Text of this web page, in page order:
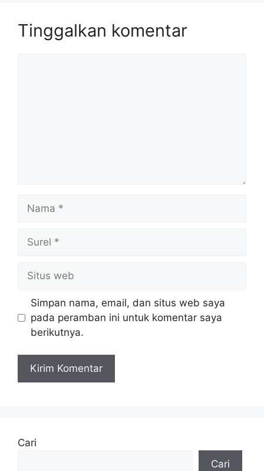
Tinggalkan komentar
web
Simpan nama, email, dan situs web saya
pada peramban ini untuk komentar saya
berikutnya.
Cari
Cari